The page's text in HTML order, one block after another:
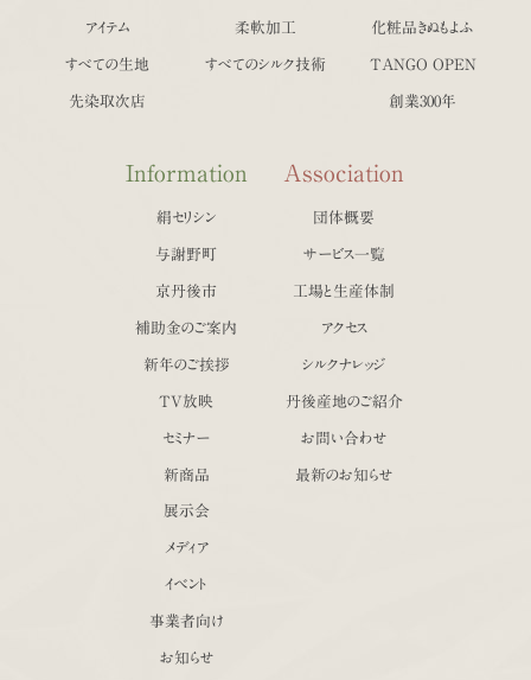
アイテム
すべての生地
先染取次店
柔軟加工
すべてのシルク技術
化粧品きぬもよふ
TANGO OPEN
創業300年
Information
絹セリシン
与謝野町
京丹後市
補助金のご案内
新年のご挨拶
TV放映
セミナー
新商品
展示会
メディア
イベント
事業者向け
お知らせ
Association
団体概要
サービス一覧
工場と生産体制
アクセス
シルクナレッジ
丹後産地のご紹介
お問い合わせ
最新のお知らせ